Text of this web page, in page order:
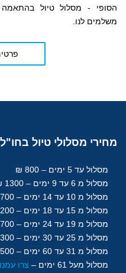
הסופי - מסלול טיול
משלמים לנו.
מחירי מסלולי טיול בחו"ל
מסלול עד 5 ימים – 800 ₪
מסלול מ 6 עד 9 ימים – 1300 ₪
מסלול מ 10 עד 14 ימים – 1700 ₪
מסלול מ 15 עד 18
ימים – 2200 ₪
מסלול מ 19 עד 24 ימים – 2700 ₪
מסלול מ 25 עד 30
ימים – 3300 ₪
מסלול מ 31 עד 60
ימים – 4500 ₪
מסלול מעל 61
ימים – צרו